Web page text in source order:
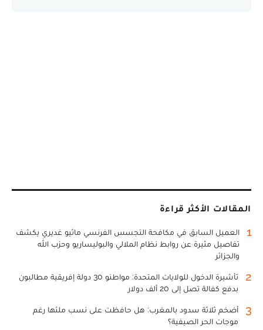
المقالات الأكثر قراءة
1
العميل السابق في مكافحة التجسس الفرنسي ماثيو غديري يكشف
تفاصيل مثيرة عن روابط نظام الملالي والبوليساريو وحزب الله
والجزائر
2
تأشيرة الدخول للولايات المتحدة: مواطنو 30 دولة إفريقية مطالبون
بدفع كفالة تصل إلى 20 ألف دولار
3
أضخم ثلاثة سدود بالمغرب: هل حافظت على نسب ملئها رغم
موجات الحر الصيفية؟